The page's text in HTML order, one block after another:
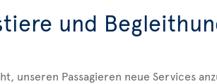
und
unseren Passagieren neue Services